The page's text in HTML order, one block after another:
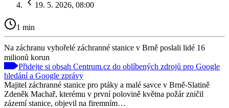
19. 5. 2026, 08:00
1 min
Na záchranu vyhořelé záchranné stanice v Brně poslali lidé 16
milionů korun
Přidejte si obsah Centrum.cz do oblíbených zdrojů pro Google
hledání a Google zprávy
Majitel záchranné stanice pro ptáky a malé savce v Brně‑Slatině
Zdeněk Machař, kterému v první polovině května požár zničil
zázemí stanice, objevil na firemním…